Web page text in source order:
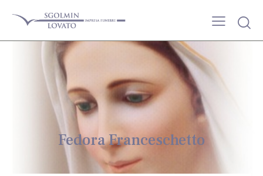
Fedora Franceschetto